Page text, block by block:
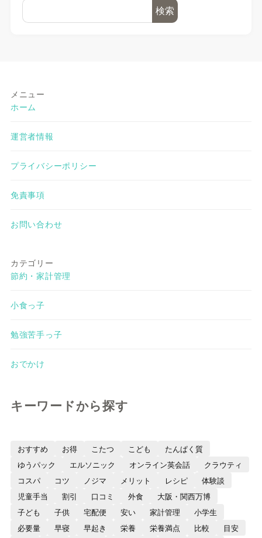
検索
メニュー
ホーム
運営者情報
プライバシーポリシー
免責事項
お問い合わせ
カテゴリー
節約・家計管理
小食っ子
勉強苦手っ子
おでかけ
キーワードから探す
おすすめ お得 こたつ こども
たんぱく質
ゆうパック
エルソニック オンライン英会話
クラウティ
コスパ
コツ ノジマ メリット レシピ
体験談
児童手当
割引 口コミ 外食
大阪・関西万博
子ども
子供 宅配便 安い 家計管理
小学生
必要量
早寝 早起き 栄養 栄養満点 比較
目安